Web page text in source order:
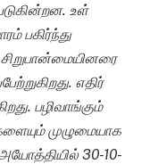
உள்
பகிர்ந்து
எதிர்
பழிவாங்கும்
முழுமையாக
அயோத்தியில் 30-10-